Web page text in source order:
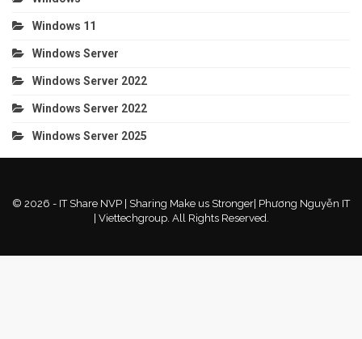
Windows 11
Windows Server
Windows Server 2022
Windows Server 2022
Windows Server 2025
© 2026 - IT Share NVP | Sharing Make us Stronger| Phương Nguyễn IT
| Viettechgroup. All Rights Reserved.